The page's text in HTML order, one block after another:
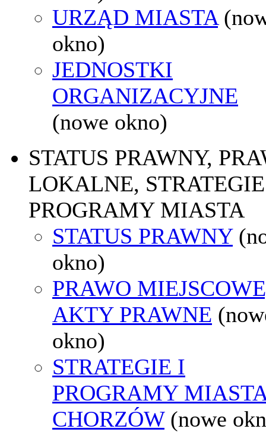
URZĄD MIASTA
okno)
JEDNOSTKI
ORGANIZACYJNE
(nowe okno)
STATUS PRAWNY,
LOKALNE,
PROGRAMY MIASTA
STATUS PRAWNY
okno)
PRAWO
AKTY PRAWNE
okno)
STRATEGIE I
PROGRAMY
CHORZÓW (nowe